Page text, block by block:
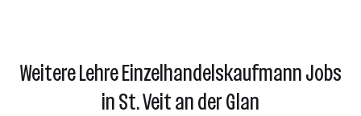
Weitere Lehre Einzelhandelskaufmann Jobs
in St. Veit an der Glan